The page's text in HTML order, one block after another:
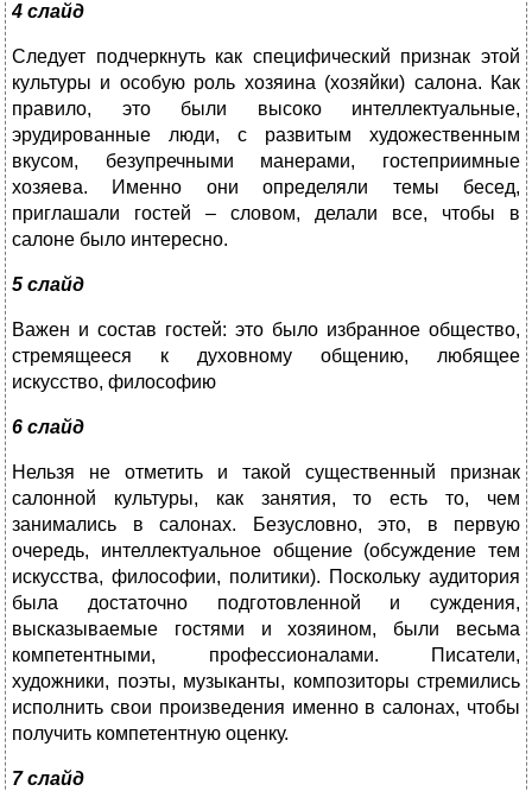
4 слайд
Следует подчеркнуть как специфический признак этой
культуры и особую роль хозяина (хозяйки) салона. Как
правило, это были высоко интеллектуальные,
эрудированные люди, с развитым художественным
вкусом, безупречными манерами, гостеприимные
хозяева. Именно они определяли темы бесед,
приглашали гостей – словом, делали все, чтобы в
салоне было интересно.
5 слайд
Важен и состав гостей: это было избранное общество,
стремящееся к духовному общению, любящее
искусство, философию
6 слайд
Нельзя не отметить и такой существенный признак
салонной культуры, как занятия, то есть то, чем
занимались в салонах. Безусловно, это, в первую
очередь, интеллектуальное общение (обсуждение тем
искусства, философии, политики). Поскольку аудитория
была достаточно подготовленной и суждения,
высказываемые гостями и хозяином, были весьма
компетентными, профессионалами. Писатели,
художники, поэты, музыканты, композиторы стремились
исполнить свои произведения именно в салонах, чтобы
получить компетентную оценку.
7 слайд